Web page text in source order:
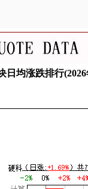
日均涨跌排行(2026